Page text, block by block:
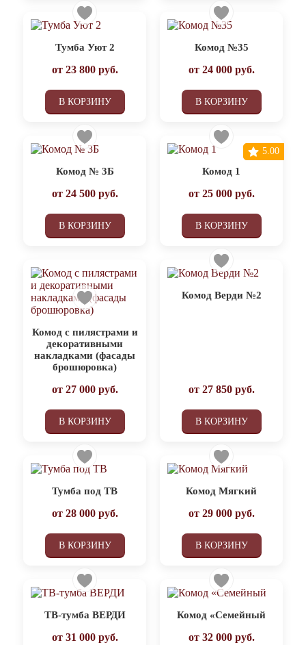
Тумба Уют 2
от 23 800руб.
В КОРЗИНУ
Комод №35
от 24 000руб.
В КОРЗИНУ
Комод № 3Б
от 24 500руб.
В КОРЗИНУ
Комод 1
от 25 000руб.
В КОРЗИНУ
5.00
Комод с пилястрами и
декоративными
накладками (фасады
брошюровка)
от 27 000руб.
В КОРЗИНУ
Комод Верди №2
от 27 850руб.
В КОРЗИНУ
Тумба под ТВ
от 28 000руб.
В КОРЗИНУ
Комод Мягкий
от 29 000руб.
В КОРЗИНУ
ТВ-тумба ВЕРДИ
от 31 000руб.
Комод «Семейный
от 32 000руб.